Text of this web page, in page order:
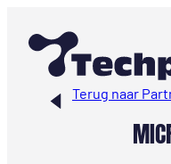
naar
Terug naar